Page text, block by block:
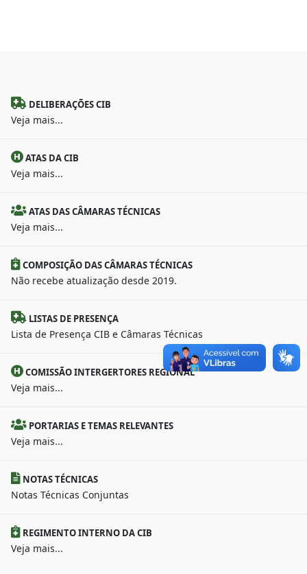
DELIBERAÇÕES CIB
Veja mais...
ATAS DA CIB
Veja mais...
ATAS DAS CÂMARAS TÉCNICAS
Veja mais...
COMPOSIÇÃO DAS CÂMARAS TÉCNICAS
Não recebe atualização desde 2019.
LISTAS DE PRESENÇA
Lista de Presença CIB e Câmaras Técnicas
COMISSÃO INTERGERTORES REGIONAL
Veja mais...
PORTARIAS E TEMAS RELEVANTES
Veja mais...
NOTAS TÉCNICAS
Notas Técnicas Conjuntas
REGIMENTO INTERNO DA CIB
Veja mais...